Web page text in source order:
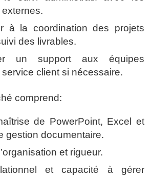
à la coordination des projets
des livrables.
un support aux équipes
client si nécessaire.
comprend:
de PowerPoint, Excel et
gestion documentaire.
et rigueur.
et capacité à gérer